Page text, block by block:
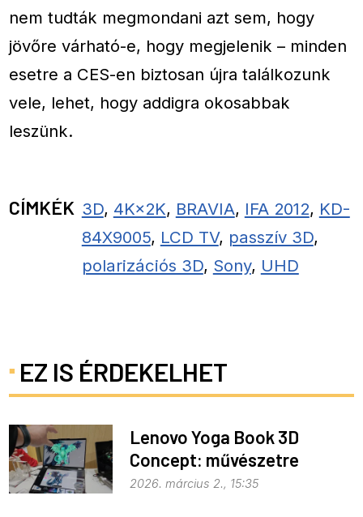
nem tudták megmondani azt sem, hogy
jövőre várható-e, hogy megjelenik – minden
esetre a CES-en biztosan újra találkozunk
vele, lehet, hogy addigra okosabbak
leszünk.
CÍMKÉK 3D, 4K×2K, BRAVIA, IFA 2012, KD-
84X9005, LCD TV, passzív 3D,
polarizációs 3D, Sony, UHD
EZ IS ÉRDEKELHET
Lenovo Yoga Book 3D
Concept: művészetre
fejlesztve
2026. március 2., 15:35